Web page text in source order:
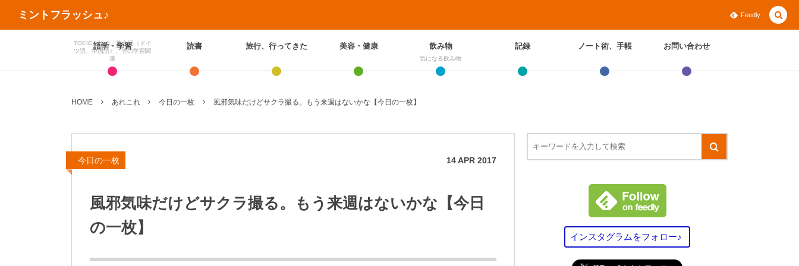
ミントフラッシュ♪ Feedly
語学・学習
TOEICを始め、英会話（ドイ
ツ語、中国語）、等の学習関
連
読書 旅行、行ってきた 美容・健康 飲み物
気になる飲み物
記録 ノート術、手帳 お問い合わせ
HOME あれこれ 今日の一枚 風邪気味だけどサクラ撮る。もう来週はないかな【今日の一枚】
今日の一枚 14APR 2017
風邪気味だけどサクラ撮る。もう来週はないかな【今日
の一枚】
インスタグラムをフォロー♪